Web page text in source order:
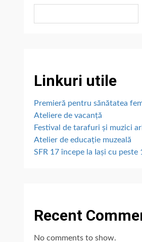
Linkuri utile
Premieră pentru sănătatea
Ateliere de vacanță
Festival de tarafuri și muzici
Atelier de educație muzeală
SFR 17 începe la Iași cu
Recent
No comments to show.